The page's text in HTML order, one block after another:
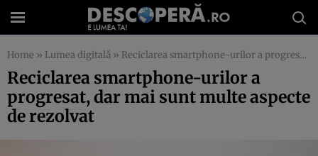
Home » Lumea digitală » Reciclarea smartphone-urilor a progresat, dar mai sunt multe aspecte de rezolvat
Reciclarea smartphone-urilor a
progresat, dar mai sunt multe aspecte
de rezolvat